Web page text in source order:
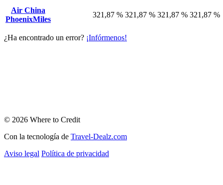
Air China
PhoenixMiles
321,87 % 321,87 % 321,87 % 321,87 %
¿Ha encontrado un error? ¡Infórmenos!
© 2026 Where to Credit
Con la tecnología de Travel-Dealz.com
Aviso legal Política de privacidad